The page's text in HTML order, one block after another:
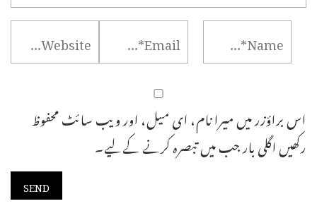
اس براؤزر میں میرا نام، ای میل، اور ویب سائٹ محفوظ
رکھیں اگلی بار جب میں تبصرہ کرنے کےلیے۔